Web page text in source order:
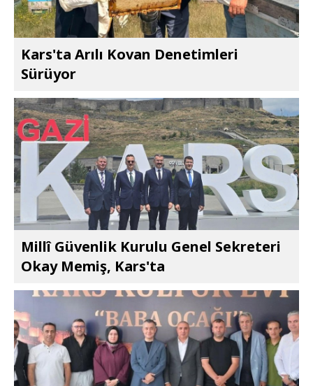
Kars'ta Arılı Kovan Denetimleri
Sürüyor
Millî Güvenlik Kurulu Genel Sekreteri
Okay Memiş, Kars'ta